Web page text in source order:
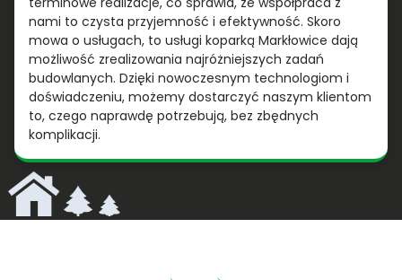
nami to czysta przyjemność i efektywność. Skoro
mowa o usługach, to usługi koparką Markłowice dają
możliwość zrealizowania najróżniejszych zadań
budowlanych. Dzięki nowoczesnym technologiom i
doświadczeniu, możemy dostarczyć naszym klientom
to, czego naprawdę potrzebują, bez zbędnych
komplikacji.